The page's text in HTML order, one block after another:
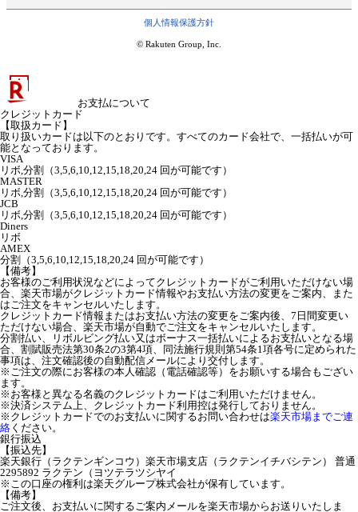
個人情報保護方針
© Rakuten Group, Inc.
お支払について
クレジットカード
【取扱カード】
取り扱いカードは以下のとおりです。すべてのカード会社で、一括払いが可
能となっております。
VISA
リボ,分割（3,5,6,10,12,15,18,20,24 回が可能です）
MASTER
リボ,分割（3,5,6,10,12,15,18,20,24 回が可能です）
JCB
リボ,分割（3,5,6,10,12,15,18,20,24 回が可能です）
Diners
リボ
AMEX
分割（3,5,6,10,12,15,18,20,24 回が可能です）
【備考】
お客様のご利用状況などによってクレジットカードがご利用いただけない場
合、楽天市場がクレジットカード情報やお支払い方法の変更をご案内、また
はご注文をキャンセルいたします。
クレジットカード情報またはお支払い方法の変更をご案内後、7日間変更い
ただけない場合、楽天市場が自動でご注文をキャンセルいたします。
分割払い、リボルビング払い又はボーナス一括払いによるお支払いとなる場
合、割賦販売法第30条2の3第4項、同法施行規則第54条1項各号に定められた
事項は、注文確認後の自動配信メールにより交付します。
※ご注文の際にお客様の本人確認（電話確認等）をお願いする場合もござい
ます。
※お客様と異なる名義のクレジットカードはご利用いただけません。
※決済システム上、クレジットカード利用控は発行しておりません。
※クレジットカードでのお支払いに関するお問い合わせは楽天市場までご連
絡 ください。
銀行振込
【振込先】
楽天銀行（ラクテンギンコウ）楽天市場支店（ラクテンイチバシテン） 普通
2295892 ラクテン（ヨツテラツシヤイ
※この口座の権利は楽天グループ株式会社が保有しています。
【備考】
ご注文後、お支払いに関するご案内メールを楽天市場からお送りいたしま